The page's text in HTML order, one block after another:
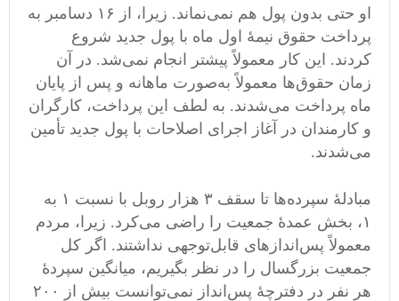
او حتی بدون پول هم نمی‌نماند. زیرا، از ۱۶ دسامبر به
پرداخت حقوق نیمۀ اول ماه با پول جدید شروع
کردند. این کار معمولاً پیشتر انجام نمی‌شد. در آن
زمان حقوق‌ها معمولاً به‌صورت ماهانه و پس از پایان
ماه پرداخت می‌شدند. به لطف این پرداخت، کارگران
و کارمندان در آغاز اجرای اصلاحات با پول جدید تأمین
می‌شدند.
مبادلهٔ سپرده‌ها تا سقف ۳ هزار روبل با نسبت ۱ به
۱، بخش عمدهٔ جمعیت را راضی می‌کرد. زیرا، مردم
معمولاً پس‌اندازهای قابل‌توجهی نداشتند. اگر کل
جمعیت بزرگسال را در نظر بگیریم، میانگین سپردهٔ
هر نفر در دفترچهٔ پس‌انداز نمی‌توانست بیش از ۲۰۰